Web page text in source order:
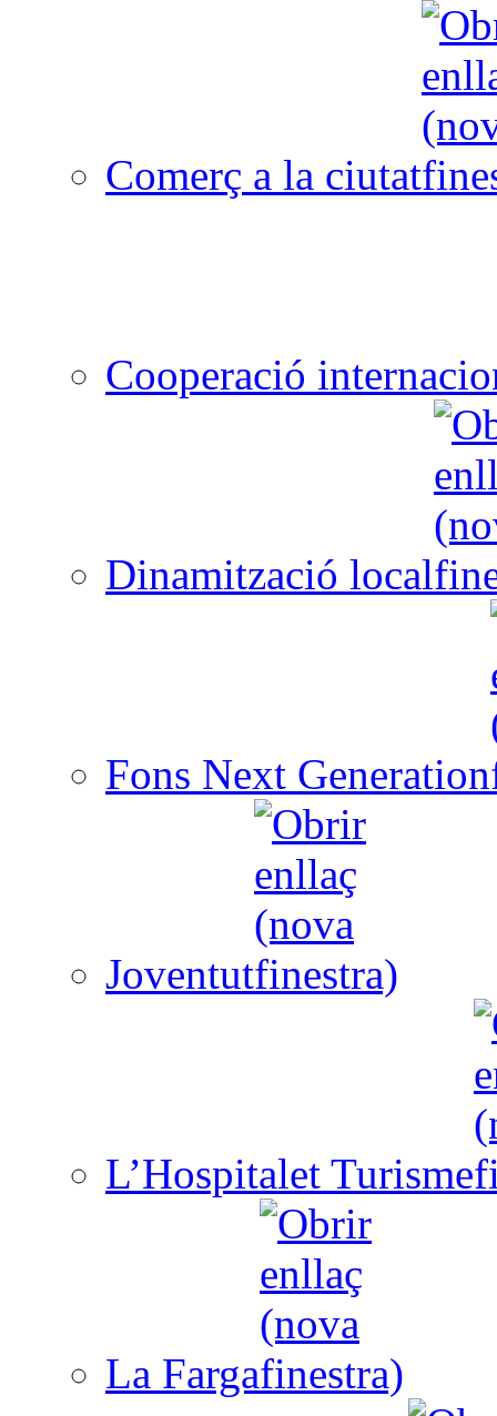
Comerç a la ciutat
Cooperació
Dinamització local
Fons Next Generation
Joventut
L’Hospitalet Turisme
La Farga